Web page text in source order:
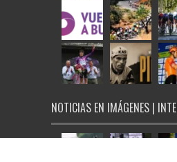
NOTICIAS EN IMÁGENES |